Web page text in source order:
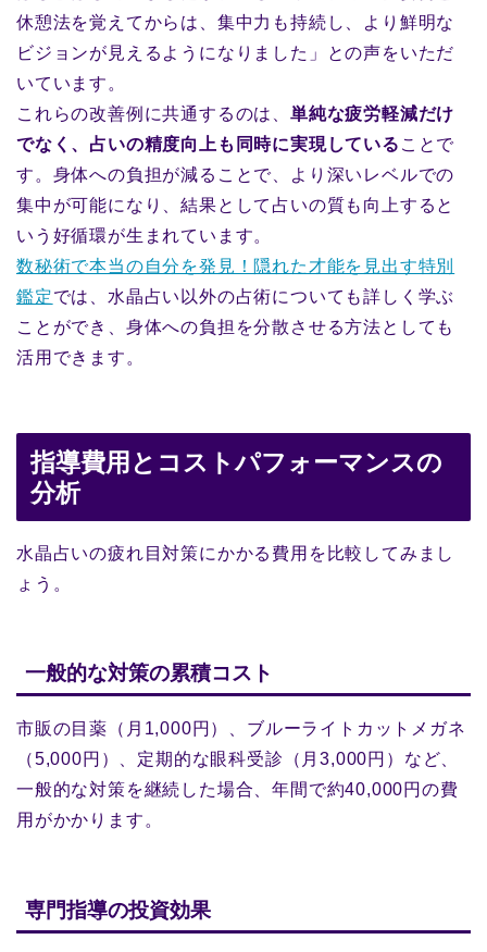
休憩法を覚えてからは、集中力も持続し、より鮮明な
ビジョンが見えるようになりました」との声をいただ
いています。
これらの改善例に共通するのは、 単純な疲労軽減だけ
でなく、占いの精度向上も同時に実現している ことで
す。身体への負担が減ることで、より深いレベルでの
集中が可能になり、結果として占いの質も向上すると
いう好循環が生まれています。
数秘術で本当の自分を発見！隠れた才能を見出す特別
鑑定では、水晶占い以外の占術についても詳しく学ぶ
ことができ、身体への負担を分散させる方法としても
活用できます。
指導費用とコストパフォーマンスの
分析
水晶占いの疲れ目対策にかかる費用を比較してみまし
ょう。
一般的な対策の累積コスト
市販の目薬（月1,000円）、ブルーライトカットメガネ
（5,000円）、定期的な眼科受診（月3,000円）など、
一般的な対策を継続した場合、年間で約40,000円の費
用がかかります。
専門指導の投資効果